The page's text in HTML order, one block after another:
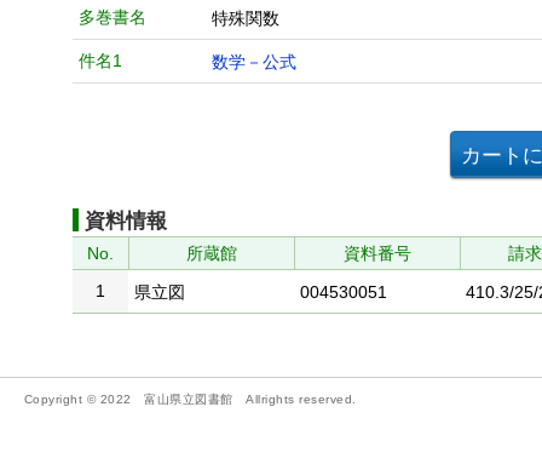
多巻書名 特殊関数
件名1 数学－公式
資料情報
No. 所蔵館 資料番号
請
1
県立図 004530051 410.3/25/
Copyright © 2022 富山県立図書館 Allrights reserved.